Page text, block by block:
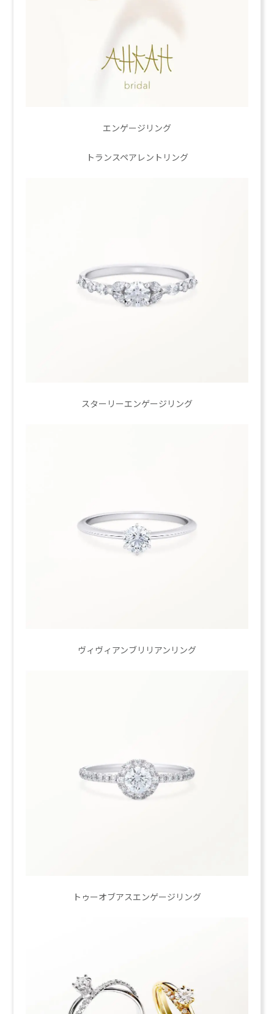
エンゲージリング
トランスペアレントリング
スターリーエンゲージリング
ヴィヴィアンブリリアンリング
トゥーオブアスエンゲージリング